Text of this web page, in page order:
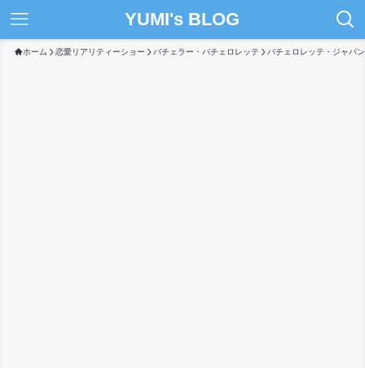
YUMI's BLOG
ホーム 恋愛リアリティーショー バチェラー・バチェロレッテ バチェロレッテ・ジャパ